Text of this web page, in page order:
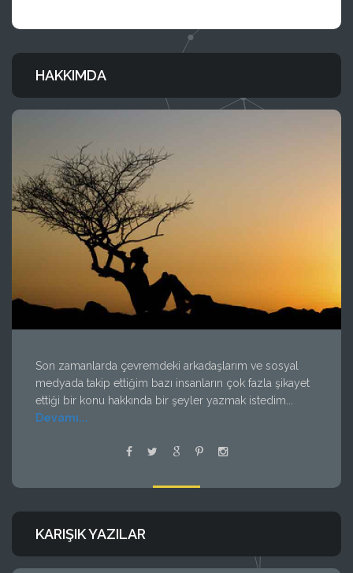
HAKKIMDA
Son zamanlarda çevremdeki arkadaşlarım ve sosyal
medyada takip ettiğim bazı insanların çok fazla şikayet
ettiği bir konu hakkında bir şeyler yazmak istedim...
Devamı...
KARIŞIK YAZILAR